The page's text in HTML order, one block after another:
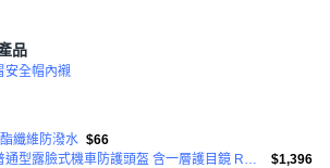
品
安全帽內襯
纖維防潑水 $66
FIGHTER HELMET 普通型露臉式機車防護頭盔 含一層護目鏡 R3-A6
$1,396